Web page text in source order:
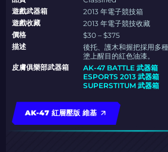
遊戲武器箱
2013 年電子競技箱
遊戲收藏
2013 年電子競技收藏
價格
$30 – $375
描述
後托、護木和握把採用多
塗上醒目的紅色油漆。
皮膚俱樂部武器箱
AK-47 BATTLE 武器箱
ESPORTS 2013 武器箱
SUPERSTITUM 武器箱
AK-47 紅層壓版 維基